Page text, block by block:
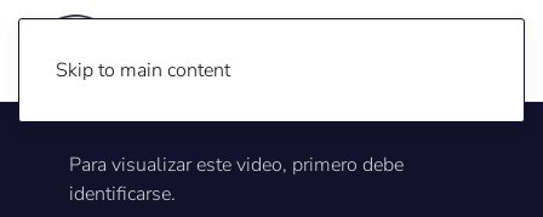
Skip to main content
Para visualizar este video, primero debe
identificarse.